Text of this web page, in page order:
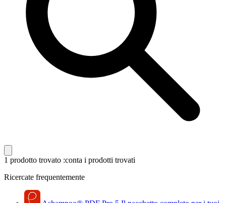
1 prodotto trovato :conta i prodotti trovati
Ricercate frequentemente